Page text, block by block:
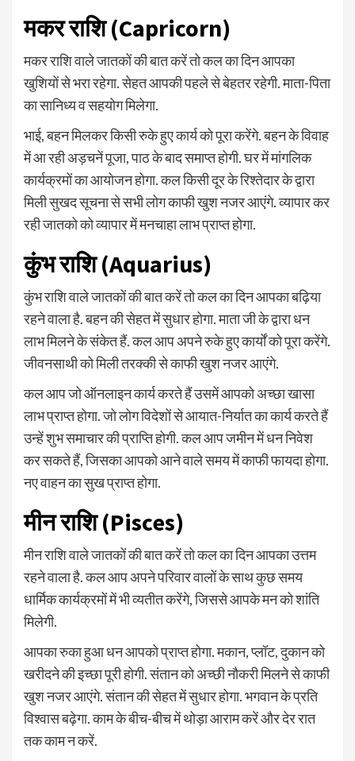
मकर राशि (Capricorn)
मकर राशि वाले जातकों की बात करें तो कल का दिन आपका
खुशियों से भरा रहेगा. सेहत आपकी पहले से बेहतर रहेगी. माता-पिता
का सानिध्य व सहयोग मिलेगा.
भाई, बहन मिलकर किसी रुके हुए कार्य को पूरा करेंगे. बहन के विवाह
में आ रही अड़चनें पूजा, पाठ के बाद समाप्त होगी. घर में मांगलिक
कार्यक्रमों का आयोजन होगा. कल किसी दूर के रिश्तेदार के द्वारा
मिली सुखद सूचना से सभी लोग काफी खुश नजर आएंगे. व्यापार कर
रही जातको को व्यापार में मनचाहा लाभ प्राप्त होगा.
कुंभ राशि (Aquarius)
कुंभ राशि वाले जातकों की बात करें तो कल का दिन आपका बढ़िया
रहने वाला है. बहन की सेहत में सुधार होगा. माता जी के द्वारा धन
लाभ मिलने के संकेत हैं. कल आप अपने रुके हुए कार्यों को पूरा करेंगे.
जीवनसाथी को मिली तरक्की से काफी खुश नजर आएंगे.
कल आप जो ऑनलाइन कार्य करते हैं उसमें आपको अच्छा खासा
लाभ प्राप्त होगा. जो लोग विदेशों से आयात-निर्यात का कार्य करते हैं
उन्हें शुभ समाचार की प्राप्ति होगी. कल आप जमीन में धन निवेश
कर सकते हैं, जिसका आपको आने वाले समय में काफी फायदा होगा.
नए वाहन का सुख प्राप्त होगा.
मीन राशि (Pisces)
मीन राशि वाले जातकों की बात करें तो कल का दिन आपका उत्तम
रहने वाला है. कल आप अपने परिवार वालों के साथ कुछ समय
धार्मिक कार्यक्रमों में भी व्यतीत करेंगे, जिससे आपके मन को शांति
मिलेगी.
आपका रुका हुआ धन आपको प्राप्त होगा. मकान, प्लॉट, दुकान को
खरीदने की इच्छा पूरी होगी. संतान को अच्छी नौकरी मिलने से काफी
खुश नजर आएंगे. संतान की सेहत में सुधार होगा. भगवान के प्रति
विश्वास बढ़ेगा. काम के बीच-बीच में थोड़ा आराम करें और देर रात
तक काम न करें.